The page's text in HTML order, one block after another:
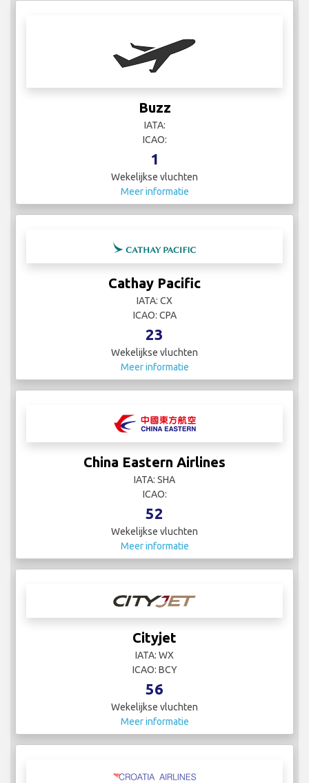
Buzz
IATA:
ICAO:
1
Wekelijkse vluchten
Meer informatie
Cathay Pacific
IATA: CX
ICAO: CPA
23
Wekelijkse vluchten
Meer informatie
China Eastern Airlines
IATA: SHA
ICAO:
52
Wekelijkse vluchten
Meer informatie
Cityjet
IATA: WX
ICAO: BCY
56
Wekelijkse vluchten
Meer informatie